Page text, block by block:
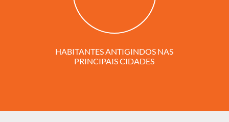
HABITANTES ANTIGINDOS NAS
PRINCIPAIS CIDADES